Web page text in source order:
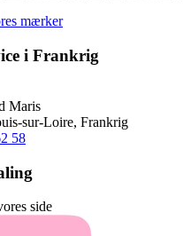
mærker
i Frankrig
Maris
sur-Loire, Frankrig
58
side